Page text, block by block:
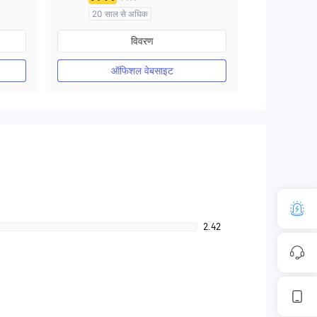
20 साल से अधिक
ऑस्ट्रेलिया विनियमन
मार्केट मेकिंग (एमएम)
मुख्य-लेबल MT4
विवरण
ऑफिशल वेबसाइट
2.42